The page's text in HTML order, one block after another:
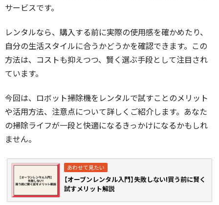
サービスです。
レンタルなら、購入する前に実際の使用感を確かめたり、
自分の生活スタイルに合うかどうかを確認できます。この
方法は、コストも抑えつつ、賢く選ぶ手段として注目され
ています。
今回は、ロボット掃除機をレンタルで試すことのメリット
や活用方法、注意点について詳しくご紹介します。あなた
の掃除ライフが一段と快適になるきっかけになるかもしれ
ません。
【オーブンレンタル入門】失敗しない!買う前に賢く
試すメリット解説